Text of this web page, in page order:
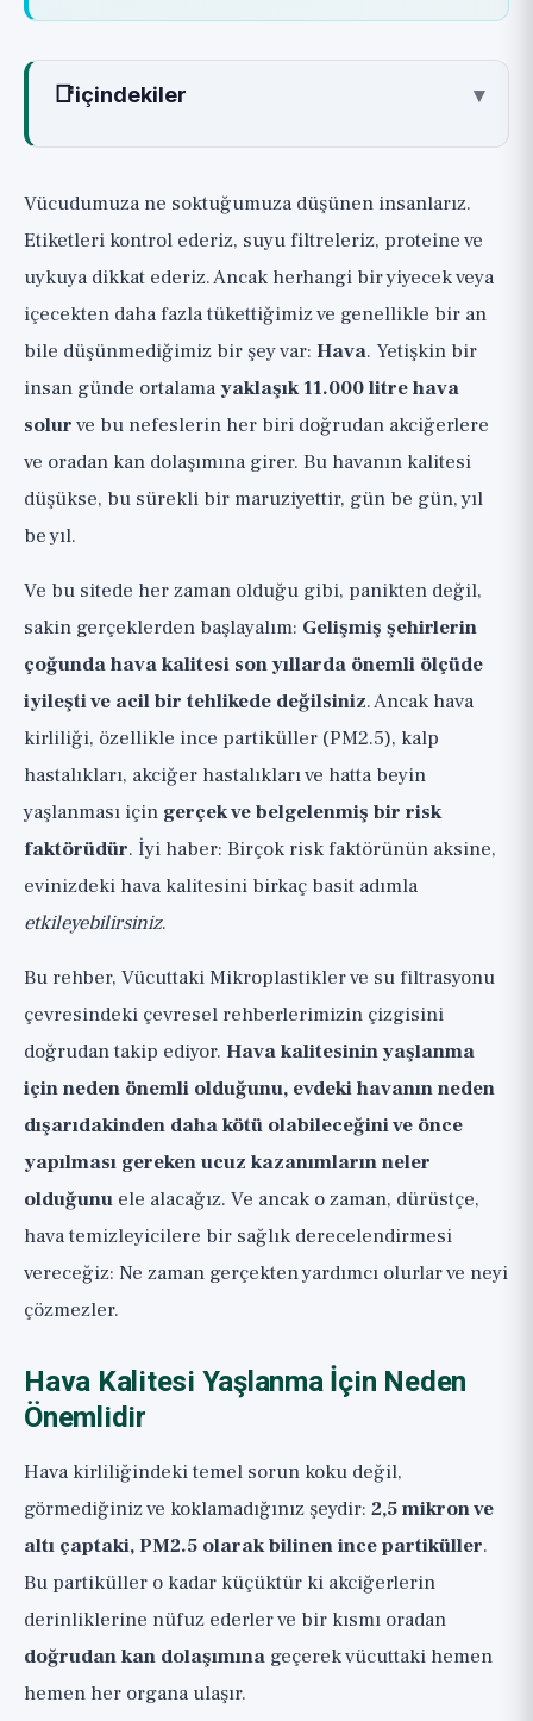
📑içindekiler ▾
Evdeki Hava Dışarıdakinden Daha Kötü
Olabilir
Hava Temizleyiciler, Dürüstçe: HEPA
🟢 Gerçek HEPA Filtre: Partiküller İçin En Etkilisi
Aktif Karbon: Gazlar ve Kokular İçin, Partiküller
(Önemli)
Doğru Hava Temizleyici Nasıl Seçilir ve
Kullanılır
Özel Durumlar, Dürüstçe: Temizleyici Ne
Zaman Gerçekten Kritiktir
Dürüst Alt Satır
Vücudumuza ne soktuğumuza düşünen insanlarız.
Etiketleri kontrol ederiz, suyu filtreleriz, proteine ve
uykuya dikkat ederiz. Ancak herhangi bir yiyecek veya
içecekten daha fazla tükettiğimiz ve genellikle bir an
bile düşünmediğimiz bir şey var: Hava. Yetişkin bir
insan günde ortalamayaklaşık 11.000 litre hava
solurve bu nefeslerin her biri doğrudan akciğerlere
ve oradan kan dolaşımına girer. Bu havanın kalitesi
düşükse, bu sürekli bir maruziyettir, gün be gün, yıl
be yıl.
Ve bu sitede her zaman olduğu gibi, panikten değil,
sakin gerçeklerden başlayalım: Gelişmiş şehirlerin
çoğunda hava kalitesi son yıllarda önemli ölçüde
iyileşti ve acil bir tehlikede değilsiniz. Ancak hava
kirliliği, özellikle ince partiküller (PM2.5), kalp
hastalıkları, akciğer hastalıkları ve hatta beyin
yaşlanması için gerçek ve belgelenmiş bir risk
faktörüdür. İyi haber: Birçok risk faktörünün aksine,
evinizdeki hava kalitesini birkaç basit adımla
etkileyebilirsiniz.
Bu rehber, Vücuttaki Mikroplastiklerve su filtrasyonu
çevresindeki çevresel rehberlerimizin çizgisini
doğrudan takip ediyor. Hava kalitesinin yaşlanma
için neden önemli olduğunu, evdeki havanın neden
dışarıdakinden daha kötü olabileceğini ve önce
yapılması gereken ucuz kazanımların neler
olduğunu ele alacağız. Ve ancak o zaman, dürüstçe,
hava temizleyicilere bir sağlık derecelendirmesi
vereceğiz: Ne zaman gerçekten yardımcı olurlar ve neyi
çözmezler.
Hava Kalitesi Yaşlanma İçin Neden
Önemlidir
Hava kirliliğindeki temel sorun koku değil,
görmediğiniz ve koklamadığınız şeydir: 2,5 mikron ve
altı çaptaki, PM2.5 olarak bilinen ince partiküller.
Bu partiküller o kadar küçüktür ki akciğerlerin
derinliklerine nüfuz ederler ve bir kısmı oradan
doğrudan kan dolaşımına geçerek vücuttaki hemen
hemen her organa ulaşır.